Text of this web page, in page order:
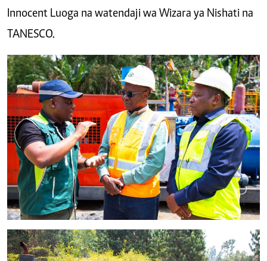
Innocent Luoga na watendaji wa Wizara ya Nishati na
TANESCO.